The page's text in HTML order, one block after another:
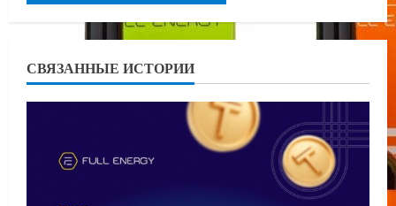
СВЯЗАННЫЕ ИСТОРИИ